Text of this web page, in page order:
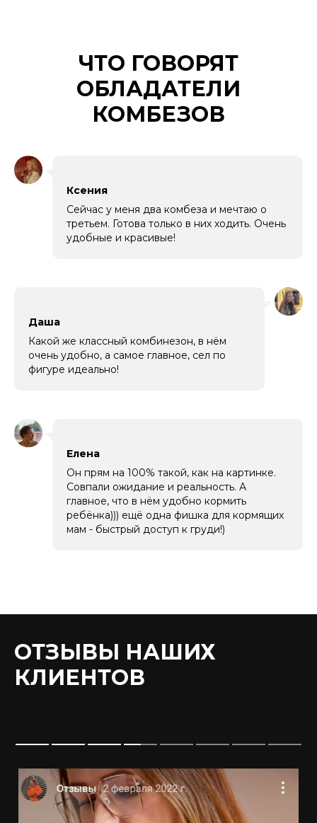
ЧТО ГОВОРЯТ
ОБЛАДАТЕЛИ
КОМБЕЗОВ
Ксения
Сейчас у меня два комбеза и мечтаю о
третьем. Готова только в них ходить. Очень
удобные и красивые!
Даша
Какой же классный комбинезон, в нём
очень удобно, а самое главное, сел по
фигуре идеально!
Елена
Он прям на 100% такой, как на картинке.
Совпали ожидание и реальность. А
главное, что в нём удобно кормить
ребёнка))) ещё одна фишка для кормящих
мам - быстрый доступ к груди!)
ОТЗЫВЫ НАШИХ
КЛИЕНТОВ